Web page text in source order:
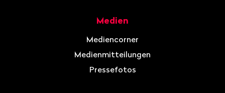
Medien
Mediencorner
Medienmitteilungen
Pressefotos